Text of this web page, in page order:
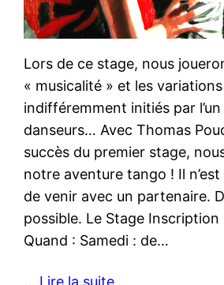
Lors de ce stage, nous
« musicalité » et les
indifféremment initiés par l’un
danseurs… Avec Thomas
succès du premier stage,
notre aventure tango ! Il
de venir avec un partenaire.
possible. Le Stage Inscription
Quand : Samedi : de…
… Lire la suite.